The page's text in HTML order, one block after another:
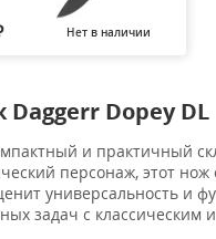
Нет в наличии
Daggerr Dopey DL
и практичный
персонаж, этот
универсальность и
задач с